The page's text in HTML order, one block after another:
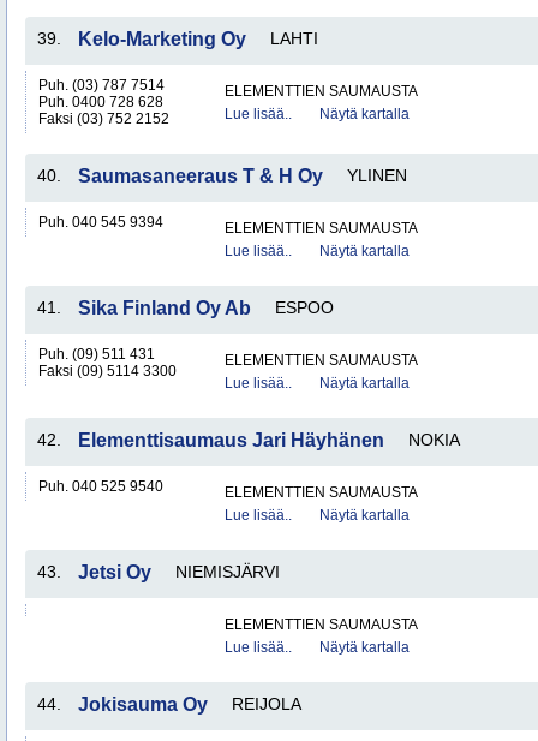
39. Kelo-Marketing Oy LAHTI
Puh. (03) 787 7514
Puh. 0400 728 628
Faksi (03) 752 2152
ELEMENTTIEN SAUMAUSTA
Lue lisää..
Näytä kartalla
40. Saumasaneeraus T & H Oy YLINEN
Puh. 040 545 9394
ELEMENTTIEN SAUMAUSTA
Lue lisää..
Näytä kartalla
41. Sika Finland Oy Ab ESPOO
Puh. (09) 511 431
Faksi (09) 5114 3300
ELEMENTTIEN SAUMAUSTA
Lue lisää..
Näytä kartalla
42. Elementtisaumaus Jari Häyhänen NOKIA
Puh. 040 525 9540
ELEMENTTIEN SAUMAUSTA
Lue lisää..
Näytä kartalla
43. Jetsi Oy NIEMISJÄRVI
ELEMENTTIEN SAUMAUSTA
Lue lisää..
Näytä kartalla
44. Jokisauma Oy REIJOLA